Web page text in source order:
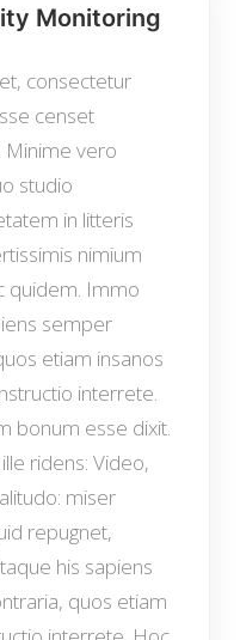
Monitoring
consectetur
censet
Minime vero
studio
in litteris
nimium
quidem. Immo
semper
etiam insanos
interrete.
bonum esse dixit.
ridens: Video,
miser
repugnet,
his sapiens
quos etiam